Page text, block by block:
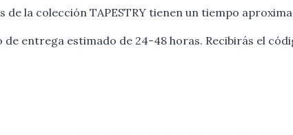
la colección TAPESTRY tienen un tiempo
entrega estimado de 24-48 horas. Recibirás el